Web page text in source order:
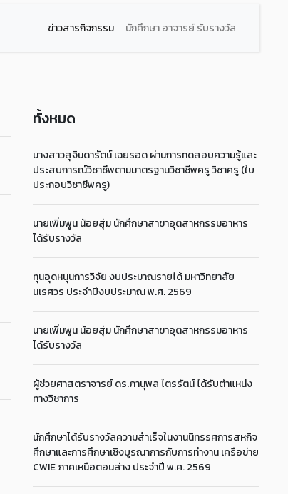
ข่าวสารกิจกรรม นักศึกษา อาจารย์ รับรางวัล
ทั้งหมด
นางสาวสุจินดารัตน์ เฉยรอด ผ่านการทดสอบความรู้และ
ประสบการณ์วิชาชีพตามมาตรฐานวิชาชีพครู วิชาครู (ใบ
ประกอบวิชาชีพครู)
นายเพิ่มพูน น้อยสุ่ม นักศึกษาสาขาอุตสาหกรรมอาหาร
ได้รับรางวัล
ทุนอุดหนุนการวิจัย งบประมาณรายได้ มหาวิทยาลัย
นเรศวร ประจำปีงบประมาณ พ.ศ. 2569
นายเพิ่มพูน น้อยสุ่ม นักศึกษาสาขาอุตสาหกรรมอาหาร
ได้รับรางวัล
ผู้ช่วยศาสตราจารย์ ดร.ภานุพล ไตรรัตน์ ได้รับตำแหน่ง
ทางวิชาการ
นักศึกษาได้รับรางวัลความสำเร็จในงานนิทรรศการสหกิจ
ศึกษาและการศึกษาเชิงบูรณาการกับการทำงาน เครือข่าย
CWIE ภาคเหนือตอนล่าง ประจำปี พ.ศ. 2569